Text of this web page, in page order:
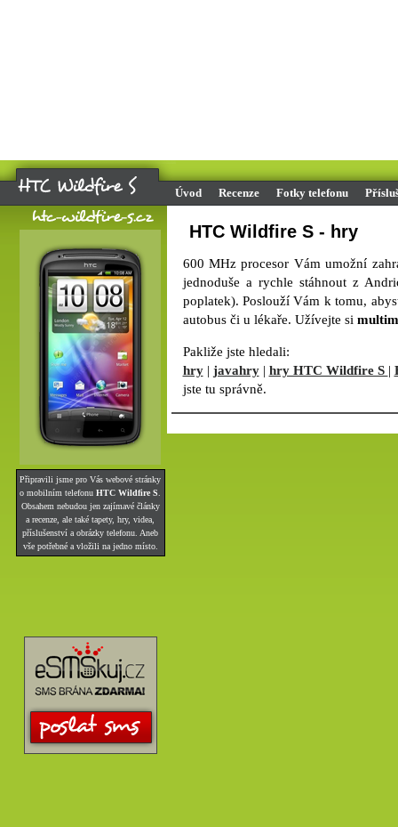
Připravili jsme pro Vás webové stránky
o mobilním telefonu HTC Wildfire S
Obsahem nebudou jen zajímavé články
a recenze, ale také tapety, hry, videa,
příslušenství a obrázky telefonu. Aneb
vše potřebné a vložili na jedno místo.
Úvod Recenze Fotky telefonu
HTC Wildfire S - hry
600 MHz procesor Vám umožní
jednoduše a rychle stáhnout z
poplatek). Poslouží Vám k tomu,
autobus či u lékaře. Užívejte si
Pakliže jste hledali:
hry| javahry| hry HTC Wildfire S |
jste tu správně.